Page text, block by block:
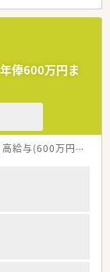
いただける経験豊
できるような、責
ち、自身のペース
着型の企業であ
慣れた地域で腰を
ており、現場への
俸600万円ま
高給与(600万円以上)